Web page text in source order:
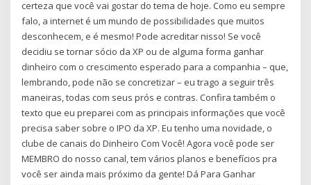
certeza que você vai gostar do tema de hoje. Como eu sempre
falo, a internet é um mundo de possibilidades que muitos
desconhecem, e é mesmo! Pode acreditar nisso! Se você
decidiu se tornar sócio da XP ou de alguma forma ganhar
dinheiro com o crescimento esperado para a companhia – que,
lembrando, pode não se concretizar – eu trago a seguir três
maneiras, todas com seus prós e contras. Confira também o
texto que eu preparei com as principais informações que você
precisa saber sobre o IPO da XP. Eu tenho uma novidade, o
clube de canais do Dinheiro Com Você! Agora você pode ser
MEMBRO do nosso canal, tem vários planos e benefícios pra
você ser ainda mais próximo da gente! Dá Para Ganhar